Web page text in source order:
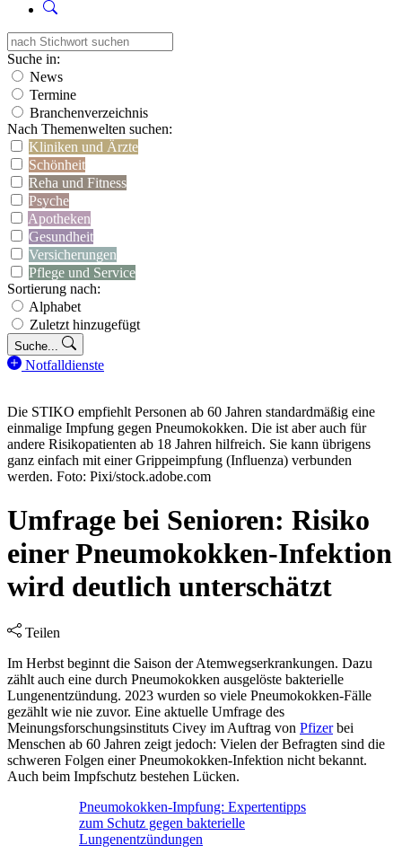
Suche in:
News
Termine
Branchenverzeichnis
Nach Themenwelten suchen:
Kliniken und Ärzte
Schönheit
Reha und Fitness
Psyche
Apotheken
Gesundheit
Versicherungen
Pflege und Service
Sortierung nach:
Alphabet
Zuletzt hinzugefügt
Suche...
Notfalldienste
Die STIKO empfiehlt Personen ab 60 Jahren standardmäßig eine
einmalige Impfung gegen Pneumokokken. Die ist aber auch für
andere Risikopatienten ab 18 Jahren hilfreich. Sie kann übrigens
ganz einfach mit einer Grippeimpfung (Influenza) verbunden
werden. Foto: Pixi/stock.adobe.com
Umfrage bei Senioren: Risiko
einer Pneumokokken-Infektion
wird deutlich unterschätzt
Teilen
Im Herbst beginnt die Saison der Atemwegserkrankungen. Dazu
zählt auch eine durch Pneumokokken ausgelöste bakterielle
Lungenentzündung. 2023 wurden so viele Pneumokokken-Fälle
gezählt wie nie zuvor. Eine aktuelle Umfrage des
Meinungsforschungsinstituts Civey im Auftrag von Pfizerbei
Menschen ab 60 Jahren zeigt jedoch: Vielen der Befragten sind die
schweren Folgen einer Pneumokokken-Infektion nicht bekannt.
Auch beim Impfschutz bestehen Lücken.
Pneumokokken-Impfung: Expertentipps
zum Schutz gegen bakterielle
Lungenentzündungen